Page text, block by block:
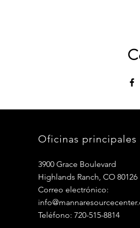
Oficinas principales
3900 Grace Boulevard
Highlands Ranch, CO 80126
Correo electrónico:
Teléfono: 720-515-8814